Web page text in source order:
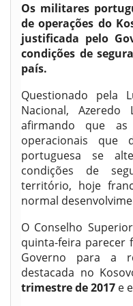
Os militares
de operações do
justificada pelo
condições de
país.
Questionado pela
Nacional, Azeredo
afirmando que as
operacionais
portuguesa se
condições de
território, hoje
normal
O Conselho
quinta-feira parecer
Governo para a
destacada no
trimestre de 2017 e